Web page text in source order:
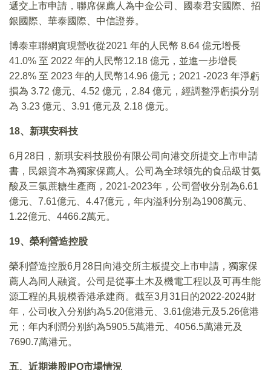
遞交上市申請，聯席保薦人為中金公司、國泰君安國際、招
銀國際、華泰國際、中信證券。
博泰車聯網實現營收從2021 年的人民幣 8.64 億元增長
41.0% 至 2022 年的人民幣12.18 億元，並進一步增長
22.8% 至 2023 年的人民幣14.96 億元；2021 -2023 年淨虧
損為 3.72 億元、4.52 億元，2.84 億元，經調整淨虧損分别
為 3.23 億元、3.91 億元及 2.18 億元。
18、新琪安科技
6月28日，新琪安科技股份有限公司向港交所提交上市申請
書，民銀資本為獨家保薦人。公司為全球領先的食品級甘氨
酸及三氯蔗糖生產商，2021-2023年，公司營收分别為6.61
億元、7.61億元、4.47億元，年内溢利分别為1908萬元、
1.22億元、4466.2萬元。
19、榮利營造控股
榮利營造控股6月28日向港交所主板提交上市申請，獨家保
薦人為同人融資。公司是從事土木及機電工程以及可再生能
源工程的具規模香港承建商。截至3月31日的2022-2024財
年，公司收入分别約為5.20億港元、3.61億港元及5.26億港
元；年内利潤分别約為5905.5萬港元、4056.5萬港元及
7690.7萬港元。
五、近期港股IPO市場情況